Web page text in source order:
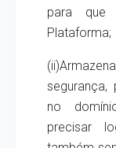
para que
Plataforma;
segurança,
no
precisar